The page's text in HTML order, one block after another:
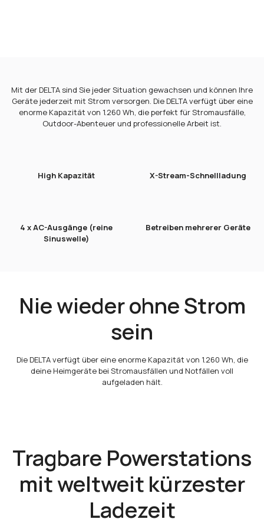
Mit der DELTA sind Sie jeder Situation gewachsen und können Ihre
Geräte jederzeit mit Strom versorgen. Die DELTA verfügt über eine
enorme Kapazität von 1.260 Wh, die perfekt für Stromausfälle,
Outdoor-Abenteuer und professionelle Arbeit ist.
High Kapazität X-Stream-Schnellladung
4 x AC-Ausgänge (reine
Sinuswelle)
Betreiben mehrerer Geräte
Nie wieder ohne Strom
sein
Die DELTA verfügt über eine enorme Kapazität von 1.260 Wh, die
deine Heimgeräte bei Stromausfällen und Notfällen voll
aufgeladen hält.
Tragbare Powerstations
mit weltweit kürzester
Ladezeit